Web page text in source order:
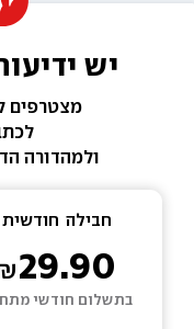
יש
מצטרפים
ולמהדורה
חבילה חודשית
29.90
בתשלום חודשי